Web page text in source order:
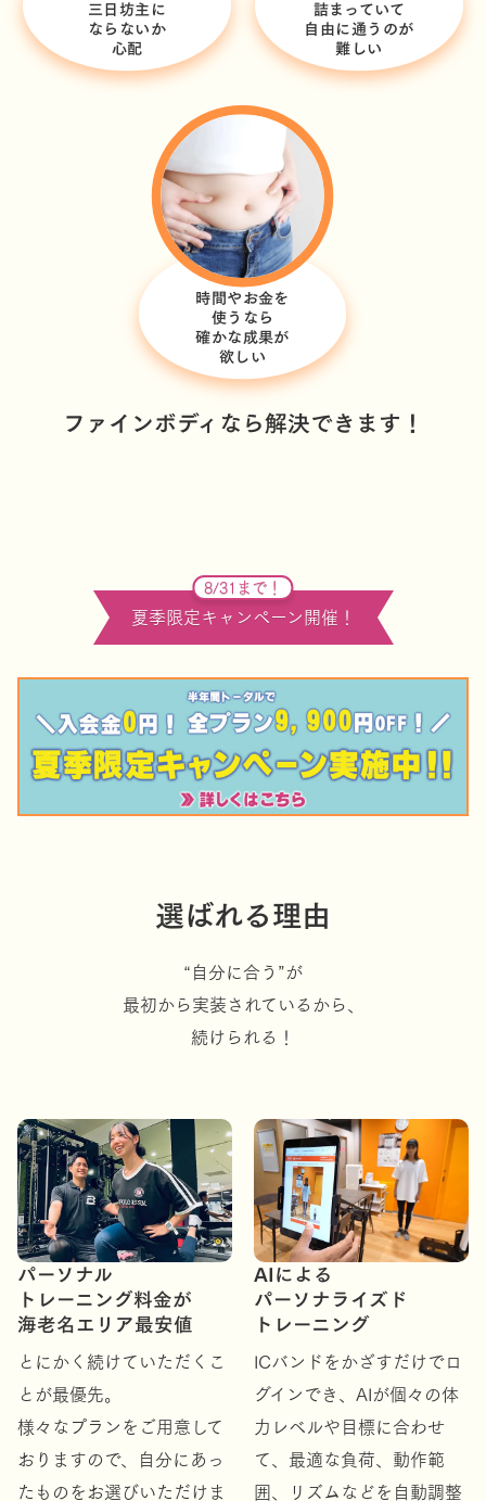
三日坊主に
ならないか
心配
詰まっていて
自由に通うのが
難しい
時間やお金を
使うなら
確かな成果が
欲しい
ファインボディなら解決できます！
8/31まで！
夏季限定キャンペーン開催！
選ばれる理由
“自分に合う”が
最初から実装されているから、
続けられる！
パーソナル
トレーニング料金が
海老名エリア最安値
とにかく続けていただくこ
とが最優先。
様々なプランをご用意して
おりますので、自分にあっ
たものをお選びいただけま
AIによる
パーソナライズド
トレーニング
ICバンドをかざすだけでロ
グインでき、AIが個々の体
力レベルや目標に合わせ
て、最適な負荷、動作範
囲、リズムなどを自動調整